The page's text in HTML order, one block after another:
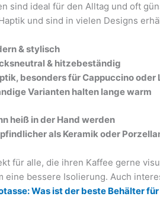
sind ideal für den Alltag und oft
und sind in vielen Designs
& stylisch
& hitzebeständig
besonders für Cappuccino
Varianten halten lange warm
heiß in der Hand werden
als Keramik oder
für alle, die ihren Kaffee gerne
eine bessere Isolierung. Auch
Was ist der beste Behälter